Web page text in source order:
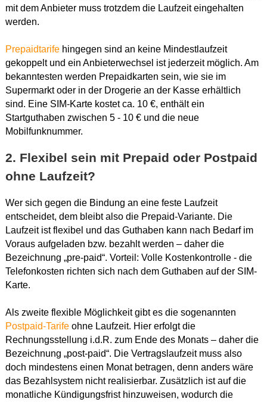
mit dem Anbieter muss trotzdem die Laufzeit eingehalten
werden.
Prepaidtarifehingegen sind an keine Mindestlaufzeit
gekoppelt und ein Anbieterwechsel ist jederzeit möglich. Am
bekanntesten werden Prepaidkarten sein, wie sie im
Supermarkt oder in der Drogerie an der Kasse erhältlich
sind. Eine SIM-Karte kostet ca. 10 €, enthält ein
Startguthaben zwischen 5 - 10 € und die neue
Mobilfunknummer.
2. Flexibel sein mit Prepaid oder Postpaid
ohne Laufzeit?
Wer sich gegen die Bindung an eine feste Laufzeit
entscheidet, dem bleibt also die Prepaid-Variante. Die
Laufzeit ist flexibel und das Guthaben kann nach Bedarf im
Voraus aufgeladen bzw. bezahlt werden – daher die
Bezeichnung „pre-paid“. Vorteil: Volle Kostenkontrolle - die
Telefonkosten richten sich nach dem Guthaben auf der SIM-
Karte.
Als zweite flexible Möglichkeit gibt es die sogenannten
Postpaid-Tarifeohne Laufzeit. Hier erfolgt die
Rechnungsstellung i.d.R. zum Ende des Monats – daher die
Bezeichnung „post-paid“. Die Vertragslaufzeit muss also
doch mindestens einen Monat betragen, denn anders wäre
das Bezahlsystem nicht realisierbar. Zusätzlich ist auf die
monatliche Kündigungsfrist hinzuweisen, wodurch die